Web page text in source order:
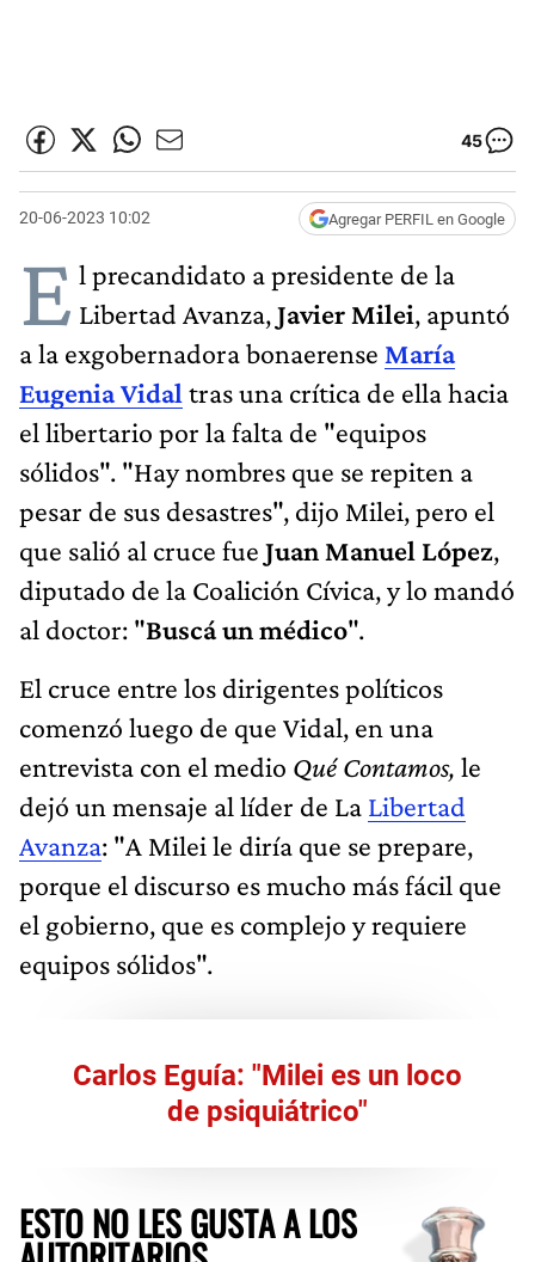
45
20-06-2023 10:02 Agregar PERFIL en Google
E l precandidato a presidente de la
Libertad Avanza,Javier Milei, apuntó
a la exgobernadora bonaerense María
Eugenia Vidal tras una crítica de ella hacia
el libertario por la falta de "equipos
sólidos". "Hay nombres que se repiten a
pesar de sus desastres", dijo Milei, pero el
que salió al cruce fue Juan Manuel López,
diputado de la Coalición Cívica, y lo mandó
al doctor: "Buscá un médico".
El cruce entre los dirigentes políticos
comenzó luego de que Vidal, en una
entrevista con el medio Qué Contamos, le
dejó un mensaje al líder de La Libertad
Avanza: "A Milei le diría que se prepare,
porque el discurso es mucho más fácil que
el gobierno, que es complejo y requiere
equipos sólidos".
Carlos Eguía: "Milei es un loco
de psiquiátrico"
ESTO NO LES GUSTA A LOS